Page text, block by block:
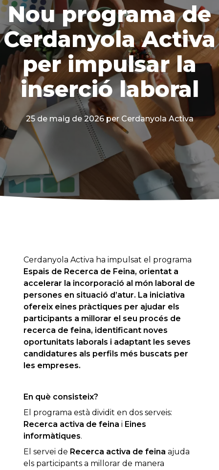
Nou programa de
Cerdanyola Activa
per impulsar la
inserció laboral
25 de maig de 2026 per Cerdanyola Activa
Cerdanyola Activa ha impulsat el programa
Espais de Recerca de Feina, orientat a
accelerar la incorporació al món laboral de
persones en situació d’atur. La iniciativa
ofereix eines pràctiques per ajudar els
participants a millorar el seu procés de
recerca de feina, identificant noves
oportunitats laborals i adaptant les seves
candidatures als perfils més buscats per
les empreses.
En què consisteix?
El programa està dividit en dos serveis:
Recerca activa de feina i Eines
informàtiques.
El servei de Recerca activa de feina ajuda
els participants a millorar de manera